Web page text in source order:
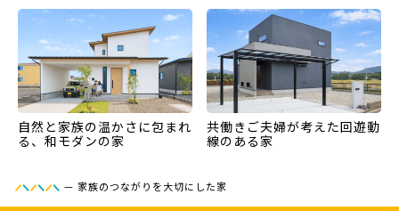
自然と家族の温かさに包まれ
る、和モダンの家
共働きご夫婦が考えた回遊動
線のある家
— 家族のつながりを大切にした家